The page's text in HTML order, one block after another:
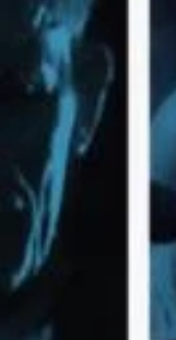
Charles Farrell
Charles